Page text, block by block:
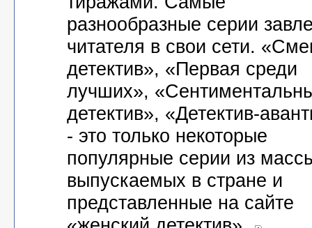
разнообразные серии
читателя в свои сети.
детектив», «Первая среди
лучших»,
детектив», «Детектив-
- это только некоторые
популярные серии из
выпускаемых в стране и
представленные на сайте